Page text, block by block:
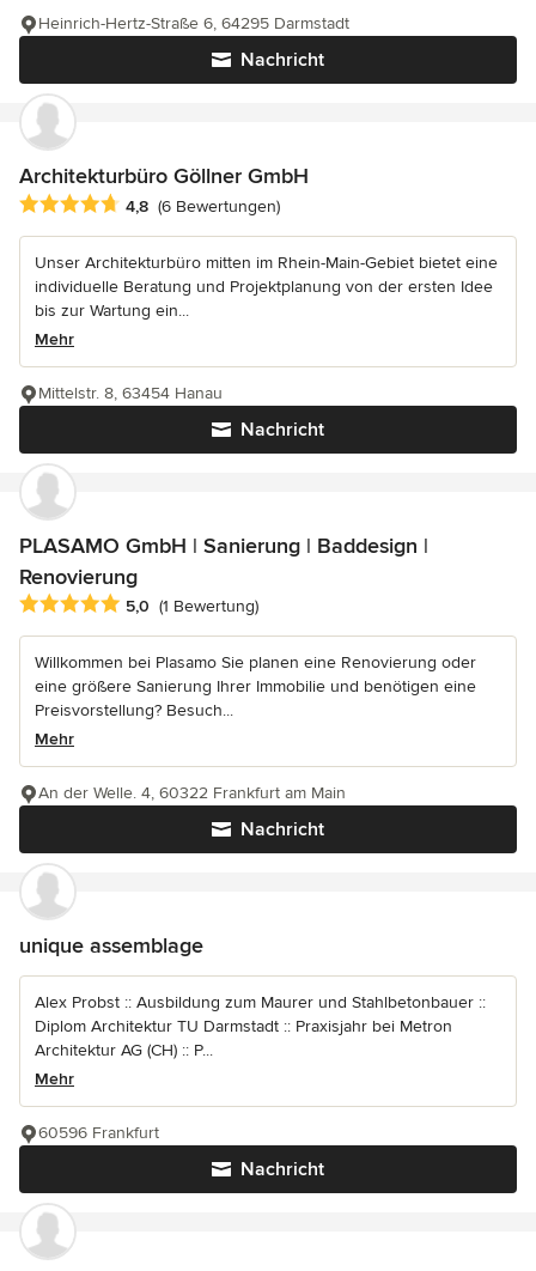
Nachricht
Heinrich-Hertz-Straße 6, 64295 Darmstadt
Architekturbüro Göllner GmbH
Durchschnittliche Bewertung: 4.8 von 5 Sternen
4,8 (6 Bewertungen)
Unser Architekturbüro mitten im Rhein-Main-Gebiet bietet eine
individuelle Beratung und Projektplanung von der ersten Idee
bis zur Wartung ein...
Mehr
Nachricht
Mittelstr. 8, 63454 Hanau
PLASAMO GmbH | Sanierung | Baddesign |
Renovierung
Durchschnittliche Bewertung: 5 von 5 Sternen
5,0 (1 Bewertung)
Willkommen bei Plasamo Sie planen eine Renovierung oder
eine größere Sanierung Ihrer Immobilie und benötigen eine
Preisvorstellung? Besuch...
Mehr
Nachricht
An der Welle. 4, 60322 Frankfurt am Main
unique assemblage
Alex Probst :: Ausbildung zum Maurer und Stahlbetonbauer ::
Diplom Architektur TU Darmstadt :: Praxisjahr bei Metron
Architektur AG (CH) :: P...
Mehr
Nachricht
60596 Frankfurt